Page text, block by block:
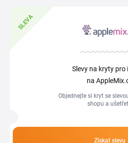
SLEVA
Slevy na kryty pro
na
Objednejte si kryt se
shopu a
Získat slevu